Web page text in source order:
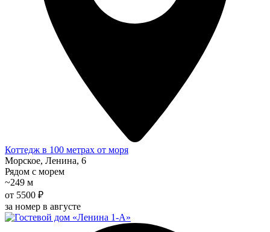
Коттедж в 100 метрах от моря
Морское, Ленина, 6
Рядом с морем
~249 м
от 5500 ₽
за номер в августе